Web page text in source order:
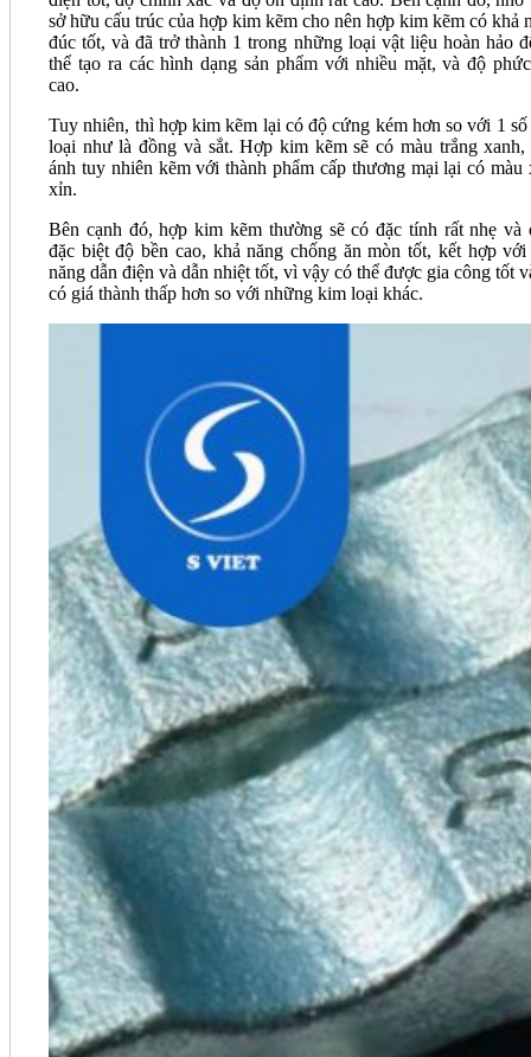
sở hữu cấu trúc của hợp kim kẽm cho nên hợp kim kẽm có khả
đúc tốt, và đã trở thành 1 trong những loại vật liệu hoàn hảo
thể tạo ra các hình dạng sản phẩm với nhiều mặt, và độ
cao.
Tuy nhiên, thì hợp kim kẽm lại có độ cứng kém hơn so với 1
loại như là đồng và sắt. Hợp kim kẽm sẽ có màu trắng xanh,
ánh tuy nhiên kẽm với thành phẩm cấp thương mại lại có màu
xỉn.
Bên cạnh đó, hợp kim kẽm thường sẽ có đặc tính rất nhẹ và
đặc biệt độ bền cao, khả năng chống ăn mòn tốt, kết hợp với
năng dẫn điện và dẫn nhiệt tốt, vì vậy có thể được gia công tốt
có giá thành thấp hơn so với những kim loại khác.